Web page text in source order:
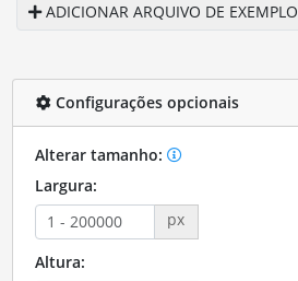
ADICIONAR ARQUIVO DE EXEMPLO
Configurações opcionais
Alterar tamanho:
Largura:
px
Altura: